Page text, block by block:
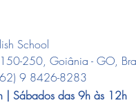
School
250, Goiânia - GO,
9 8426-8283
| Sábados das 9h às 12h